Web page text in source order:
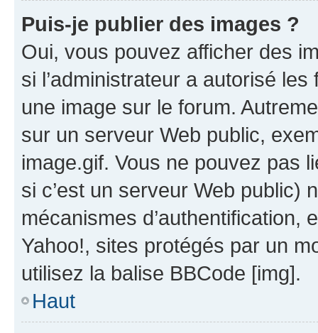
Puis-je publier des images ?
Oui, vous pouvez afficher des
si l’administrateur a autorisé
une image sur le forum.
sur un serveur Web public,
image.gif. Vous ne pouvez pas
si c’est un serveur Web public)
mécanismes d’authentification,
Yahoo!, sites protégés par un
utilisez la balise BBCode [img].
Haut